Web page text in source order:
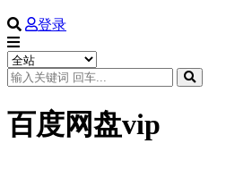
登录
百度网盘vip